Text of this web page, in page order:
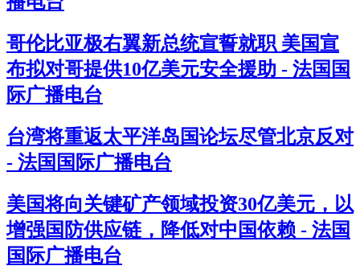
哥伦比亚极右翼新总统宣誓就职 美国宣
布拟对哥提供10亿美元安全援助 - 法国国
际广播电台
台湾将重返太平洋岛国论坛尽管北京反对
- 法国国际广播电台
美国将向关键矿产领域投资30亿美元，以
增强国防供应链，降低对中国依赖 - 法国
国际广播电台